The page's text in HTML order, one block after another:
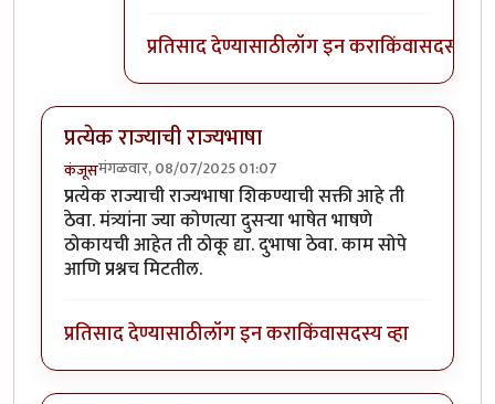
प्रतिसाद देण्यासाठीलॉग इन कराकिंवासदस्य व्हा
प्रत्येक राज्याची राज्यभाषा
कंजूसमंगळवार, 08/07/2025 01:07
प्रत्येक राज्याची राज्यभाषा शिकण्याची सक्ती आहे ती
ठेवा. मंत्र्यांना ज्या कोणत्या दुसऱ्या भाषेत भाषणे
ठोकायची आहेत ती ठोकू द्या. दुभाषा ठेवा. काम सोपे
आणि प्रश्नच मिटतील.
प्रतिसाद देण्यासाठीलॉग इन कराकिंवासदस्य व्हा